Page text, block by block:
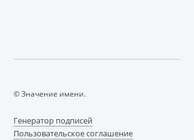
© Значение имени.
Генератор подписей
Пользовательское соглашение